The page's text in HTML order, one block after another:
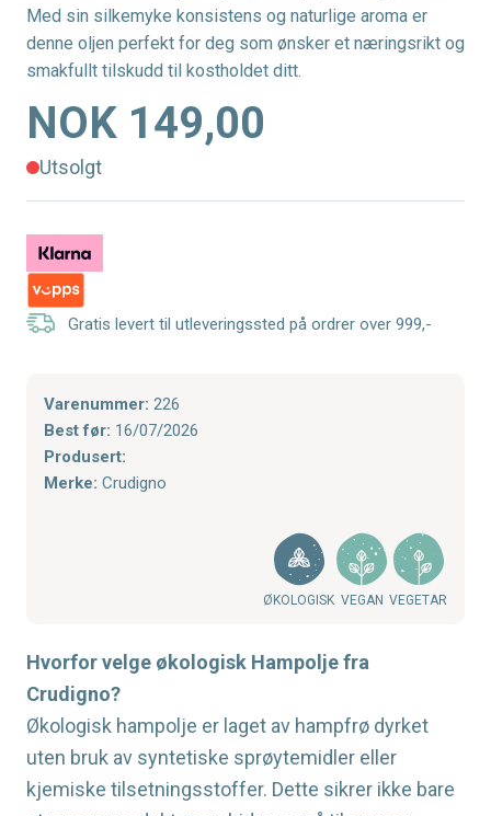
Med sin silkemyke konsistens og naturlige aroma er
denne oljen perfekt for deg som ønsker et næringsrikt og
smakfullt tilskudd til kostholdet ditt.
NOK 149,00
Utsolgt
Gratis levert til utleveringssted på ordrer over 999,-
Varenummer: 226
Best før: 16/07/2026
Produsert:
Merke: Crudigno
ØKOLOGISK VEGAN VEGETAR
Hvorfor velge økologisk Hampolje fra
Crudigno?
Økologisk hampolje er laget av hampfrø dyrket
uten bruk av syntetiske sprøytemidler eller
kjemiske tilsetningsstoffer. Dette sikrer ikke bare